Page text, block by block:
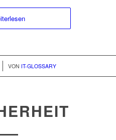
VON IT-GLOSSARY